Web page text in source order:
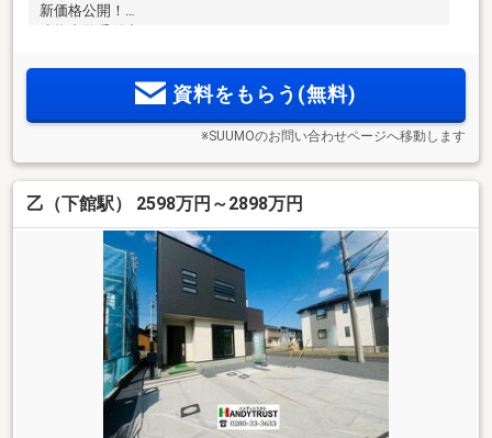
新価格公開！
資料をもらう(無料)
※SUUMOのお問い合わせページへ移動します
乙（下館駅） 2598万円～2898万円